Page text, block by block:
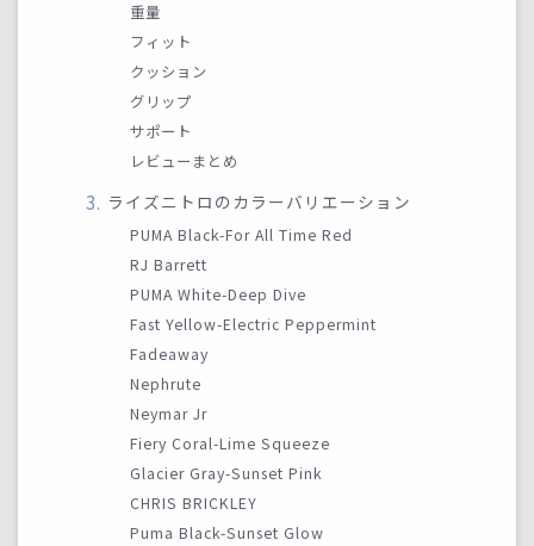
重量
フィット
クッション
グリップ
サポート
レビューまとめ
ライズニトロのカラーバリエーション
PUMA Black-For All Time Red
RJ Barrett
PUMA White-Deep Dive
Fast Yellow-Electric Peppermint
Fadeaway
Nephrute
Neymar Jr
Fiery Coral-Lime Squeeze
Glacier Gray-Sunset Pink
CHRIS BRICKLEY
Puma Black-Sunset Glow